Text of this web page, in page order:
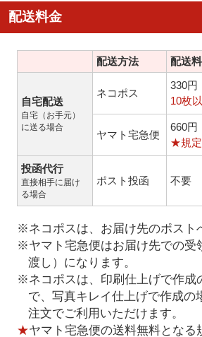
配送料金
配送方法 配送
自宅配送
自宅（お手元）
に送る場合
ネコポス
330円
10枚
ヤマト宅急便
660円
★規定
投函代行
直接相手に届け
る場合
ポスト投函 不要
※ネコポスは、お届け先のポスト
※ヤマト宅急便はお届け先での受
渡し）になります。
※ネコポスは、印刷仕上げで作成
で、写真キレイ仕上げで作成の
注文でご利用いただけます。
★ヤマト宅急便の送料無料となる